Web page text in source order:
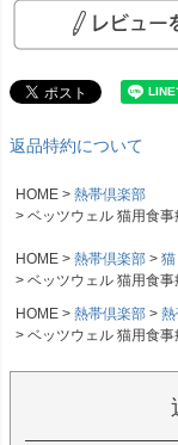
返品特約について
HOME
熱帯倶楽部
ベッツウェル 猫用食事
HOME 熱帯倶楽部 猫
ベッツウェル 猫用食事
HOME
熱帯倶楽部
ベッツウェル 猫用食事